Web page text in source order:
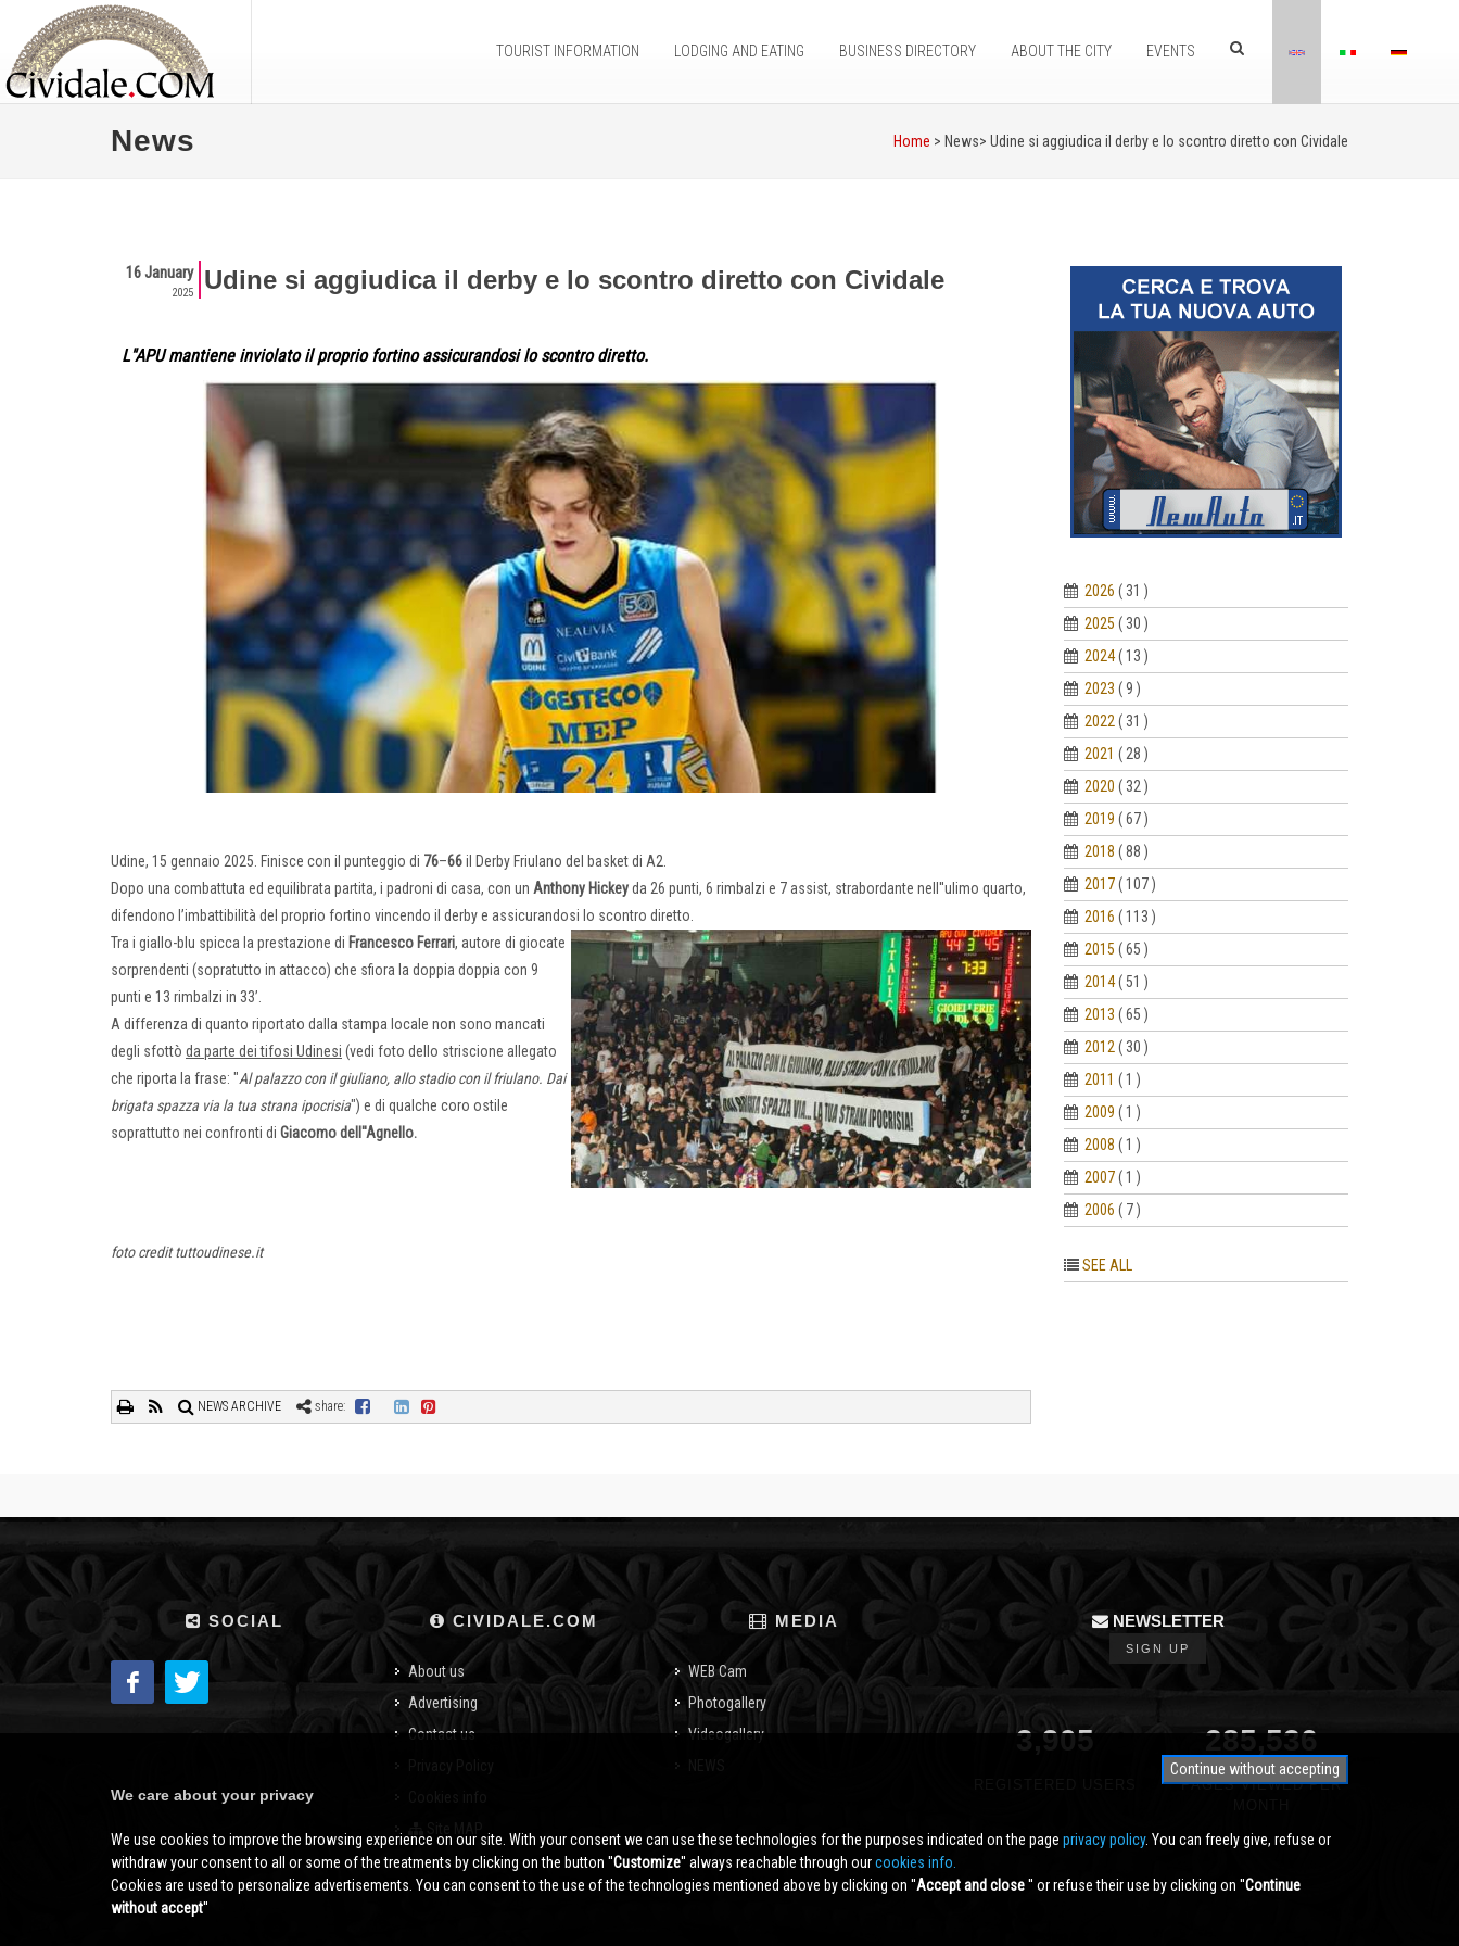
TOURIST INFORMATION LODGING AND EATING BUSINESS DIRECTORY ABOUT THE CITY EVENTS
News Home > News> Udine si aggiudica il derby e lo scontro diretto con Cividale
16 January
2025 Udine si aggiudica il derby e lo scontro diretto con Cividale
L''APU mantiene inviolato il proprio fortino assicurandosi lo scontro diretto.
Udine, 15 gennaio 2025. Finisce con il punteggio di 76–66il Derby Friulano del basket di A2.
Dopo una combattuta ed equilibrata partita, i padroni di casa, con un Anthony Hickeyda 26 punti, 6 rimbalzi e 7 assist, strabordante nell''ulimo quarto,
difendono l’imbattibilità del proprio fortino vincendo il derby e assicurandosi lo scontro diretto.
Tra i giallo-blu spicca la prestazione di Francesco Ferrari, autore di giocate
sorprendenti (sopratutto in attacco) che sfiora la doppia doppia con 9
punti e 13 rimbalzi in 33’.
A differenza di quanto riportato dalla stampa locale non sono mancati
degli sfottò da parte dei tifosi Udinesi (vedi foto dello striscione allegato
che riporta la frase: "Al palazzo con il giuliano, allo stadio con il friulano. Dai
brigata spazza via la tua strana ipocrisia") e di qualche coro ostile
soprattutto nei confronti di Giacomo dell''Agnello.
foto credit tuttoudinese.it
NEWS ARCHIVE share:
2026 ( 31 )
2025 ( 30 )
2024 ( 13 )
2023 ( 9 )
2022 ( 31 )
2021 ( 28 )
2020 ( 32 )
2019 ( 67 )
2018 ( 88 )
2017 ( 107 )
2016 ( 113 )
2015 ( 65 )
2014 ( 51 )
2013 ( 65 )
2012 ( 30 )
2011 ( 1 )
2009 ( 1 )
2008 ( 1 )
2007 ( 1 )
2006 ( 7 )
SEE ALL
SOCIAL CIVIDALE.COM
About us
Advertising
Contact us
MEDIA
WEB Cam
Photogallery
Videogallery
NEWSLETTER
SIGN UP
3,905 350,000
PAGES VIEWED PER
Continue without accepting
We care about your privacy
We use cookies to improve the browsing experience on our site. With your consent we can use these technologies for the purposes indicated on the page privacy policy. You can freely give, refuse or
withdraw your consent to all or some of the treatments by clicking on the button ''Customize'' always reachable through ourcookies info.
Cookies are used to personalize advertisements. You can consent to the use of the technologies mentioned above by clicking on ''Accept and close'' or refuse their use by clicking on ''Continue
without accept''